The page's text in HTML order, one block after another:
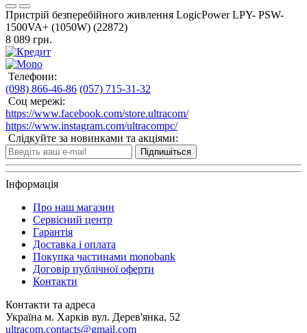
Пристрій безперебійного живлення LogicPower LPY- PSW-
1500VA+ (1050W) (22872)
8 089 грн.
Телефони:
(098) 866-46-86 (057) 715-31-32
Соц мережі:
https://www.facebook.com/store.ultracom/
https://www.instagram.com/ultracompc/
Слідкуйте за новинками та акціями:
Підпишіться
Інформація
Про наш магазин
Сервісний центр
Гарантія
Доставка і оплата
Покупка частинами monobank
Договір публічної оферти
Контакти
Контакти та адреса
Україна м. Харків вул. Дерев'янка, 52
ultracom.contacts@gmail.com